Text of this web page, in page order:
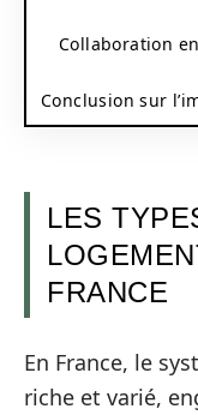
Collaboration
Conclusion sur
LES
FRANCE
En France, le
riche et varié,